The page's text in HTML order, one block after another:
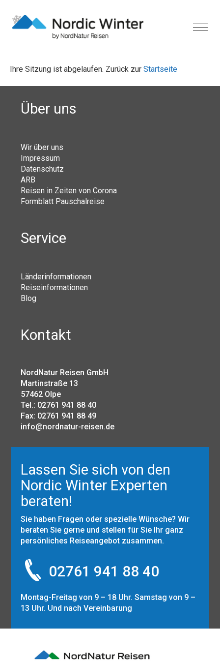
Ihre Sitzung ist abgelaufen. Zurück zur Startseite
Über uns
Wir über uns
Impressum
Datenschutz
ARB
Reisen in Zeiten von Corona
Formblatt Pauschalreise
Service
Länderinformationen
Reiseinformationen
Blog
Kontakt
NordNatur Reisen GmbH
Martinstraße 13
57462 Olpe
Tel.: 02761 941 88 40
Fax: 02761 941 88 49
info@nordnatur-reisen.de
Lassen Sie sich von den
Nordic Winter Experten
beraten!
Sie haben Fragen oder spezielle Wünsche? Wir
beraten Sie gerne und stellen für Sie Ihr ganz
persönliches Reiseangebot zusammen.
02761 941 88 40
Montag-Freitag von 9 – 18 Uhr. Samstag von 9 –
13 Uhr. Und nach Vereinbarung